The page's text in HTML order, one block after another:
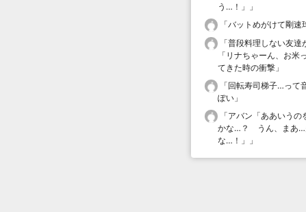
う…！」
」
「バットめがけて剛速
「普段料理しない友達
「リナちゃーん、お
てきた時の衝撃 」
「回転寿司梯子…って
ぽい 」
「アバン「ああいう
かな…？ うん、まあ…
な…！」
」